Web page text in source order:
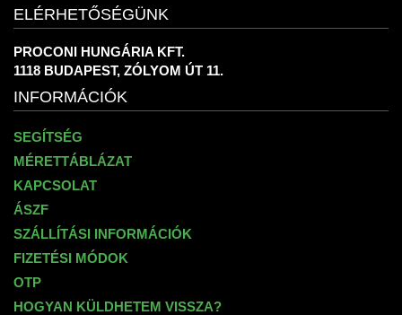
ELÉRHETŐSÉGÜNK
PROCONI HUNGÁRIA KFT.
1118 BUDAPEST, ZÓLYOM ÚT 11.
INFORMÁCIÓK
SEGÍTSÉG
MÉRETTÁBLÁZAT
KAPCSOLAT
ÁSZF
SZÁLLÍTÁSI INFORMÁCIÓK
FIZETÉSI MÓDOK
OTP
HOGYAN KÜLDHETEM VISSZA?